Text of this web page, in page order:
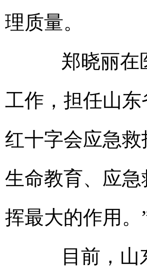
理质量。
郑晓丽在医
工作，担任山
红十字会应急
生命教育、应
挥最大的作用。
目前，山东